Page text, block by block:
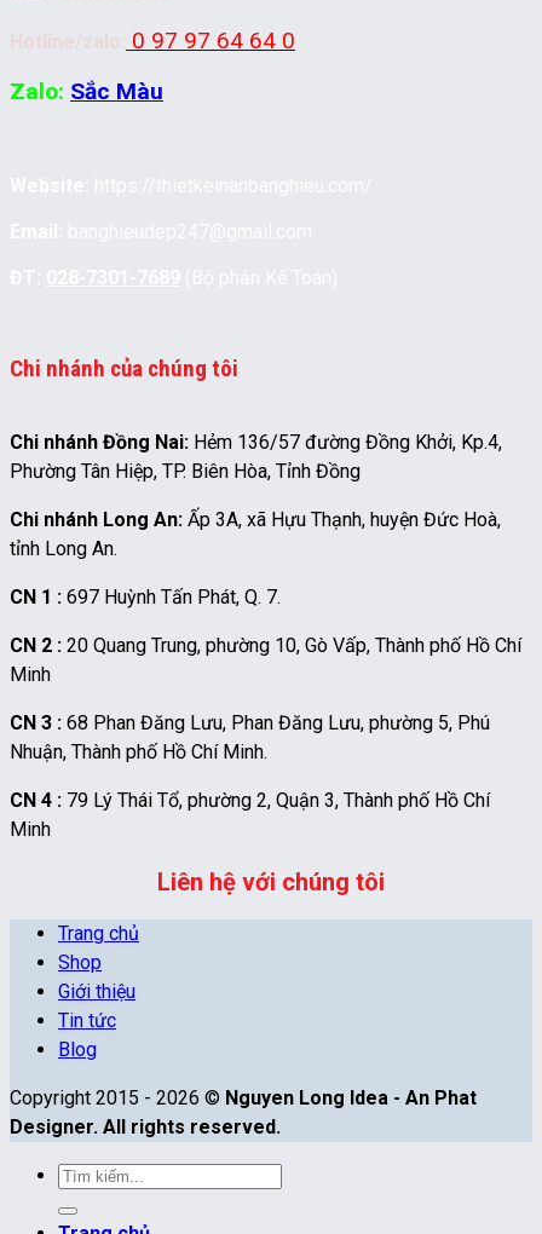
0 97 97 64 64 0
Zalo: Sắc Màu
Chi nhánh của chúng tôi
Chi nhánh Đồng Nai: Hẻm 136/57 đường Đồng Khởi, Kp.4,
Phường Tân Hiệp, TP. Biên Hòa, Tỉnh Đồng
Chi nhánh Long An: Ấp 3A, xã Hựu Thạnh, huyện Đức Hoà,
tỉnh Long An.
CN 1 : 697 Huỳnh Tấn Phát, Q. 7.
CN 2 : 20 Quang Trung, phường 10, Gò Vấp, Thành phố Hồ Chí
Minh
CN 3 : 68 Phan Đăng Lưu, Phan Đăng Lưu, phường 5, Phú
Nhuận, Thành phố Hồ Chí Minh.
CN 4 : 79 Lý Thái Tổ, phường 2, Quận 3, Thành phố Hồ Chí
Minh
Liên hệ với chúng tôi
Trang chủ
Shop
Giới thiệu
Tin tức
Blog
Copyright 2015 - 2026 © Nguyen Long Idea - An Phat
Designer. All rights reserved.
Tìm
kiếm: